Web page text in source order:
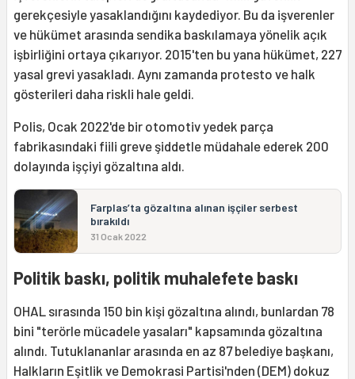
gerekçesiyle yasaklandığını kaydediyor. Bu da işverenler
ve hükümet arasında sendika baskılamaya yönelik açık
işbirliğini ortaya çıkarıyor. 2015'ten bu yana hükümet, 227
yasal grevi yasakladı. Aynı zamanda protesto ve halk
gösterileri daha riskli hale geldi.
Polis, Ocak 2022'de bir otomotiv yedek parça
fabrikasındaki fiili greve şiddetle müdahale ederek 200
dolayında işçiyi gözaltına aldı.
Farplas’ta gözaltına alınan işçiler serbest
bırakıldı
31 Ocak 2022
Politik baskı, politik muhalefete baskı
OHAL sırasında 150 bin kişi gözaltına alındı, bunlardan 78
bini "terörle mücadele yasaları" kapsamında gözaltına
alındı. Tutuklananlar arasında en az 87 belediye başkanı,
Halkların Eşitlik ve Demokrasi Partisi'nden (DEM) dokuz